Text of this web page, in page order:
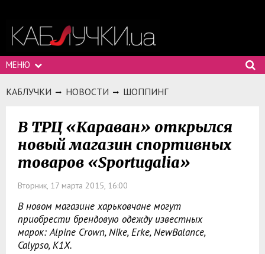
МЕНЮ
КАБЛУЧКИ НОВОСТИ ШОППИНГ
В ТРЦ «Караван» открылся
новый магазин спортивных
товаров «Sportugalia»
Вторник, 17 марта 2015, 16:00
В новом магазине харьковчане могут
приобрести брендовую одежду известных
марок: Alpine Crown, Nike, Erke, NewBalance,
Calypso, K1X.